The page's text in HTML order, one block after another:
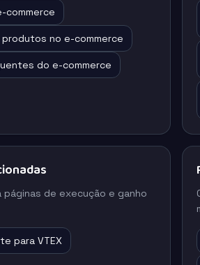
commerce
no e-commerce
do e-commerce
páginas de execução e ganho
para VTEX